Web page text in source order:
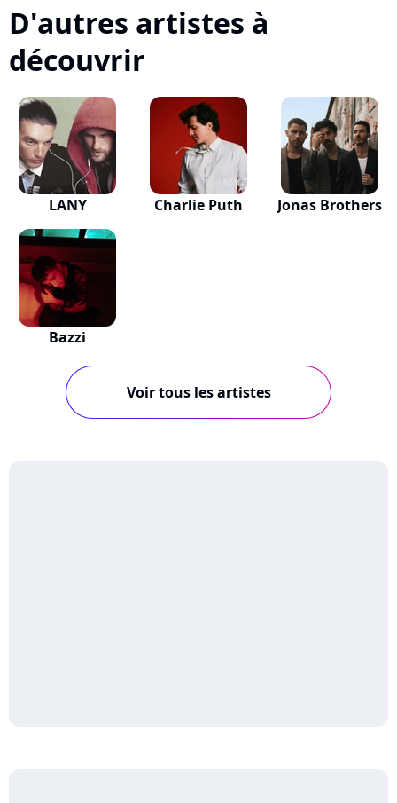
D'autres artistes à
découvrir
LANY Charlie Puth Jonas Brothers
Bazzi
Voir tous les artistes